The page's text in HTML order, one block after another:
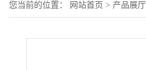
您当前的位置： 网站首页 > 产品展厅